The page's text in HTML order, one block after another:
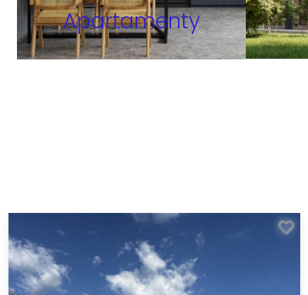
Apartamenty